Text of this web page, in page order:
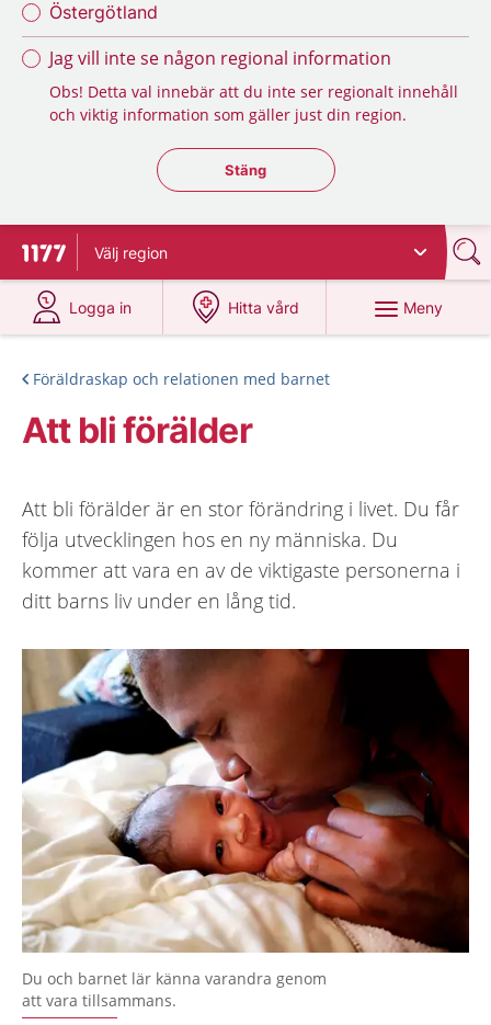
Östergötland
Jag vill inte se någon regional information
Obs! Detta val innebär att du inte ser regionalt innehåll
och viktig information som gäller just din region.
Stäng regionsväljaren
Stäng
Till startsidan för 1177
Välj region
Logga in
på 1177.se
Hitta vård
på 1177.se
Meny
Föräldraskap och relationen med barnet
Att bli förälder
Att bli förälder är en stor förändring i livet. Du får
följa utvecklingen hos en ny människa. Du
kommer att vara en av de viktigaste personerna i
ditt barns liv under en lång tid.
Du och barnet lär känna varandra genom
att vara tillsammans.